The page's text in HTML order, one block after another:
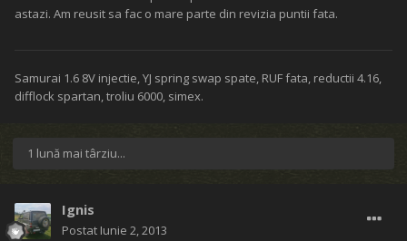
astazi. Am reusit sa fac o mare parte din revizia puntii fata.
Samurai 1.6 8V injectie, YJ spring swap spate, RUF fata, reductii 4.16,
difflock spartan, troliu 6000, simex.
1 lună mai târziu...
Ignis
Postat Iunie 2, 2013